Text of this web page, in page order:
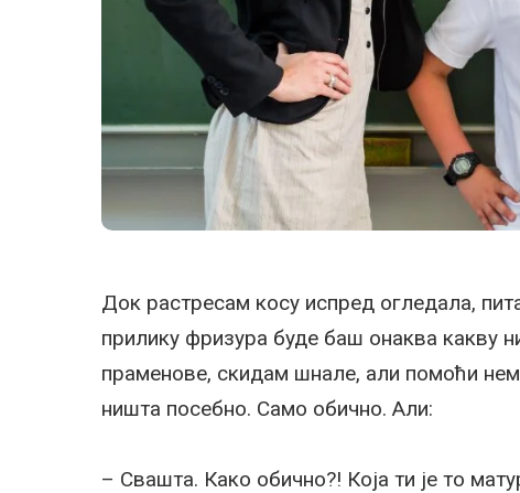
Док растресам косу испред огледала,
прилику фризура буде баш онаква какву
праменове, скидам шнале, али помоћи
ништа посебно. Само обично. Али:
– Свашта. Како обично?! Која ти је то